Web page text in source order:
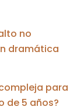
no
dramática
para
de 5 años?